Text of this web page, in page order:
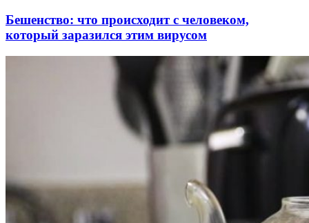
Бешенство: что происходит с человеком,
который заразился этим вирусом